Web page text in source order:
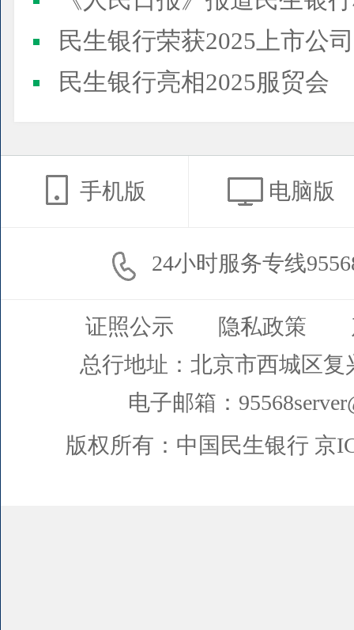
民生银行荣获2025上市公司董事会最佳实践案例、上市公
民生银行亮相2025服贸会
手机版 电脑版
24小时服务专线
证照公示 隐私政策
总行地址：北京市西城区复
电子邮箱：
版权所有：中国民生银行 京